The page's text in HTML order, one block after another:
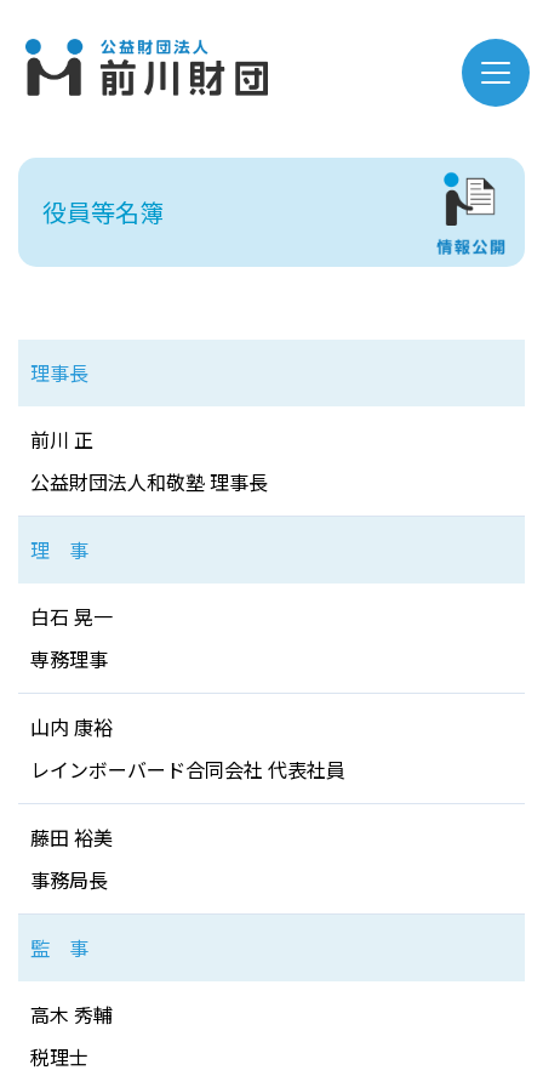
役員等名簿
理事長
前川 正
公益財団法人和敬塾 理事長
理 事
白石 晃一
専務理事
山内 康裕
レインボーバード合同会社 代表社員
藤田 裕美
事務局長
監 事
高木 秀輔
税理士